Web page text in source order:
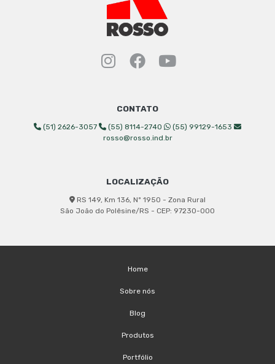
Instagram Rosso
Facebook Rosso
YouTube
CONTATO
(51) 2626-3057 (55) 8114-2740
(55) 99129-1653
rosso@rosso.ind.br
LOCALIZAÇÃO
RS 149, Km 136, Nº 1950 - Zona Rural
São João do Polêsine/RS - CEP: 97230-000
Home
Sobre nós
Blog
Produtos
Portfólio